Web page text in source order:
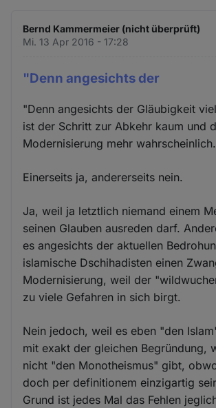
Bernd Kammermeier (nicht überprüft)
Mi. 13 Apr 2016 - 17:28
"Denn angesichts der
"Denn angesichts der Gläubigkeit
ist der Schritt zur Abkehr kaum und
Modernisierung mehr
Einerseits ja, andererseits nein.
Ja, weil ja letztlich niemand einem
seinen Glauben ausreden darf.
es angesichts der aktuellen
islamische Dschihadisten einen
Modernisierung, weil der
zu viele Gefahren in sich birgt.
Nein jedoch, weil es eben "den
mit exakt der gleichen Begründung,
nicht "den Monotheismus" gibt,
doch per definitionem einzigartig
Grund ist jedes Mal das Fehlen